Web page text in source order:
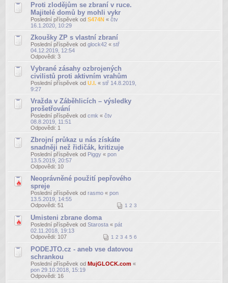
Proti zlodějům se zbraní v ruce.
Majitelé domů by mohli vykr
Poslední příspěvek od S474N « čtv
16.1.2020, 10:29
Zkoušky ZP s vlastní zbraní
Poslední příspěvek od glock42 « stř
04.12.2019, 12:54
Odpovědi: 3
Vybrané zásahy ozbrojených
civilistů proti aktivním vrahům
Poslední příspěvek od U.I. « stř 14.8.2019,
9:27
Vražda v Záběhlicích – výsledky
prošetřování
Poslední příspěvek od cmk « čtv
08.8.2019, 11:51
Odpovědi: 1
Zbrojní průkaz u nás získáte
snadněji než řidičák, kritizuje
Poslední příspěvek od Piggy « pon
13.5.2019, 20:57
Odpovědi: 10
Neoprávněné použití pepřového
spreje
Poslední příspěvek od rasmo « pon
13.5.2019, 14:55
Odpovědi: 51 1 2 3
Umisteni zbrane doma
Poslední příspěvek od Starosta « pát
02.11.2018, 19:13
Odpovědi: 107 1 2 3 4 5 6
PODEJTO.cz - aneb vse datovou
schrankou
Poslední příspěvek od MujGLOCK.com «
pon 29.10.2018, 15:19
Odpovědi: 16